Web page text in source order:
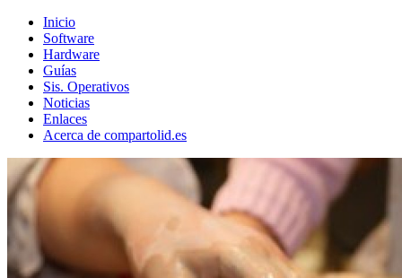
Inicio
Software
Hardware
Guías
Sis. Operativos
Noticias
Enlaces
Acerca de compartolid.es